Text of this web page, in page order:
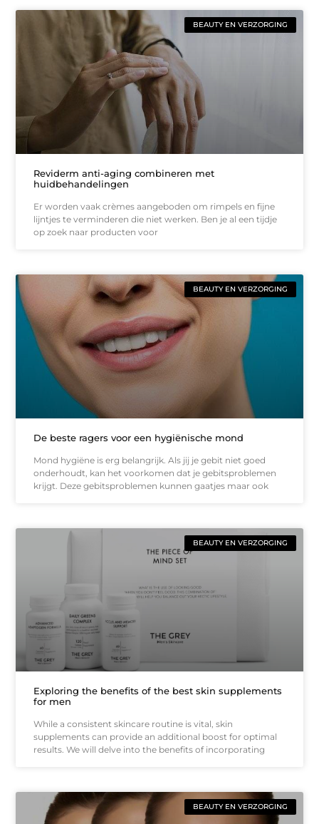
BEAUTY EN VERZORGING
Reviderm anti-aging combineren met
huidbehandelingen
Er worden vaak crèmes aangeboden om rimpels en fijne
lijntjes te verminderen die niet werken. Ben je al een tijdje
op zoek naar producten voor
BEAUTY EN VERZORGING
De beste ragers voor een hygiënische mond
Mond hygiëne is erg belangrijk. Als jij je gebit niet goed
onderhoudt, kan het voorkomen dat je gebitsproblemen
krijgt. Deze gebitsproblemen kunnen gaatjes maar ook
BEAUTY EN VERZORGING
Exploring the benefits of the best skin supplements
for men
While a consistent skincare routine is vital, skin
supplements can provide an additional boost for optimal
results. We will delve into the benefits of incorporating
BEAUTY EN VERZORGING